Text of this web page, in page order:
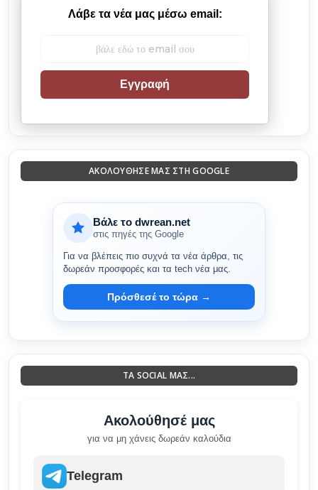
Λάβε τα νέα μας μέσω email:
Εγγραφή
ΑΚΟΛΟΎΘΗΣΈ ΜΑΣ ΣΤΗ GOOGLE
Βάλε το dwrean.net
στις πηγές της Google
Για να βλέπεις πιο συχνά τα νέα άρθρα, τις
δωρεάν προσφορές και τα tech νέα μας.
Πρόσθεσέ το τώρα →
ΤΑ SOCIAL ΜΑΣ...
Ακολούθησέ μας
για να μη χάνεις δωρεάν καλούδια
Telegram